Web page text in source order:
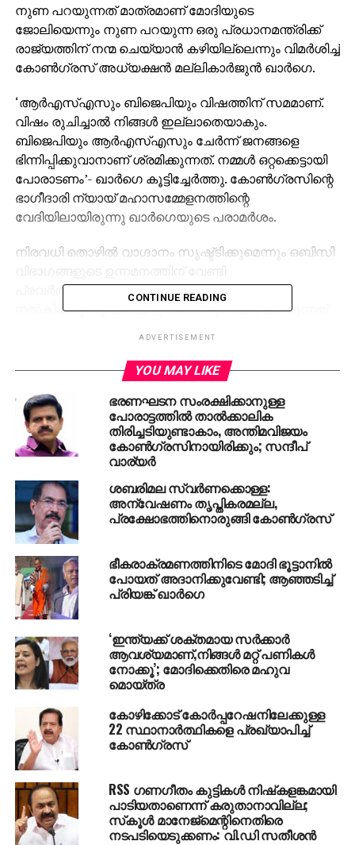
നുണ പറയുന്നത് മാത്രമാണ് മോദിയുടെ
ജോലിയെന്നും നുണ പറയുന്ന ഒരു പ്രധാനമന്ത്രിക്ക്
രാജ്യത്തിന് നന്മ ചെയ്യാന്‍ കഴിയില്ലെന്നും വിമര്‍ശിച്ച്
കോണ്‍ഗ്രസ് അധ്യക്ഷന്‍ മല്ലികാര്‍ജുന്‍ ഖാര്‍ഗെ.
‘ആര്‍എസ്എസും ബിജെപിയും വിഷത്തിന് സമമാണ്.
വിഷം രുചിച്ചാല്‍ നിങ്ങള്‍ ഇല്ലാതെയാകും.
ബിജെപിയും ആര്‍എസ്എസും ചേര്‍ന്ന് ജനങ്ങളെ
ഭിന്നിപ്പിക്കുവാനാണ് ശ്രമിക്കുന്നത്. നമ്മള്‍ ഒറ്റക്കെട്ടായി
പോരാടണം’- ഖാര്‍ഗെ കൂട്ടിച്ചേര്‍ത്തു. കോണ്‍ഗ്രസിന്റെ
ഭാഗീദാരി ന്യായ് മഹാസമ്മേളനത്തിന്റെ
വേദിയിലായിരുന്നു ഖാര്‍ഗെയുടെ പരാമര്‍ശം.
നിരവധി തൊഴില്‍ വാഗ്ദാനം സൃഷ്ട്ടിക്കുമെന്നും ഒബിസി
പ്രവര്‍ത്തിക്കുമെന്നും പ്രധാനമന്ത്രി ഉറപ്പ്
നല്‍കിയിരുന്നു. പക്ഷെ ഇത്തരം നുണകള്‍ പറയുന്നത്
MALLIKARJUN GARKHE
UP NEXT
സംസ്ഥാനത്തെ മഴ മുന്നറിയിപ്പില്‍ മാറ്റം; ഏഴ്
ജില്ലകളില്‍ ഓറഞ്ച് അലേര്‍ട്ട്
DON'T MISS
തിരുവനന്തപുരത്ത് മദ്യലഹരിയില്‍ ജേഷ്ഠന്‍
അനുജനെ വെട്ടിക്കൊന്നു
CONTINUE READING
ADVERTISEMENT
YOU MAY LIKE
ഭരണഘടന സംരക്ഷിക്കാനുള്ള
പോരാട്ടത്തില്‍ താല്‍ക്കാലിക
തിരിച്ചടിയുണ്ടാകാം, അന്തിമവിജയം
കോണ്‍ഗ്രസിനായിരിക്കും; സന്ദീപ്
വാര്യര്‍
ശബരിമല സ്വര്‍ണക്കൊള്ള:
അന്വേഷണം തൃപ്തികരമല്ല,
പ്രക്ഷോഭത്തിനൊരുങ്ങി കോണ്‍ഗ്രസ്
ഭീകരാക്രമണത്തിനിടെ മോദി ഭൂട്ടാനില്‍
പോയത് അദാനിക്കുവേണ്ടി; ആഞ്ഞടിച്ച്
പ്രിയങ്ക് ഖാര്‍ഗെ
‘ഇന്ത്യക്ക് ശക്തമായ സർക്കാർ
ആവശ്യമാണ്,നിങ്ങൾ മറ്റ് പണികൾ
നോക്കൂ’; മോദിക്കെതിരെ മഹുവ
മൊയ്ത്ര
കോഴിക്കോട് കോര്‍പ്പറേഷനിലേക്കുള്ള
22 സ്ഥാനാര്‍ത്ഥികളെ പ്രഖ്യാപിച്ച്
കോണ്‍ഗ്രസ്
RSS ഗണഗീതം കുട്ടികള്‍ നിഷ്‌കളങ്കമായി
പാടിയതാണെന്ന് കരുതാനാവില്ല;
സ്‌കൂള്‍ മാനേജ്‌മെന്റിനെതിരെ
നടപടിയെടുക്കണം: വി.ഡി സതീശന്‍